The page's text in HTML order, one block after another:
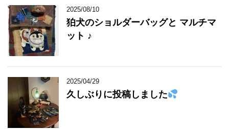
2025/08/10
狛犬のショルダーバッグと マルチマ
ット ♪
2025/04/29
久しぶりに投稿しました